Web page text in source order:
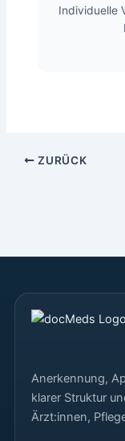
Individuelle
ZURÜCK
Anerkennung,
klarer Struktur
Ärzt:innen,